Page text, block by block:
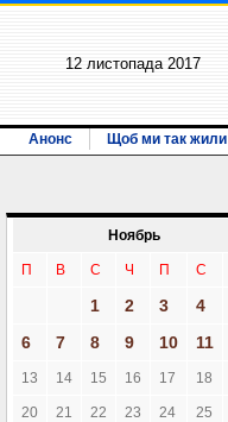
12 листопада 2017
Анонс Щоб ми так жили
Ноябрь
П В С Ч П С
1 2 3 4
6
7 8 9 10 11
13 14 15 16 17 18
20 21 22 23 24 25